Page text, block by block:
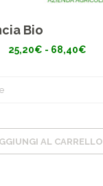
Bio
25,20€ - 68,40€
AL CARRELLO